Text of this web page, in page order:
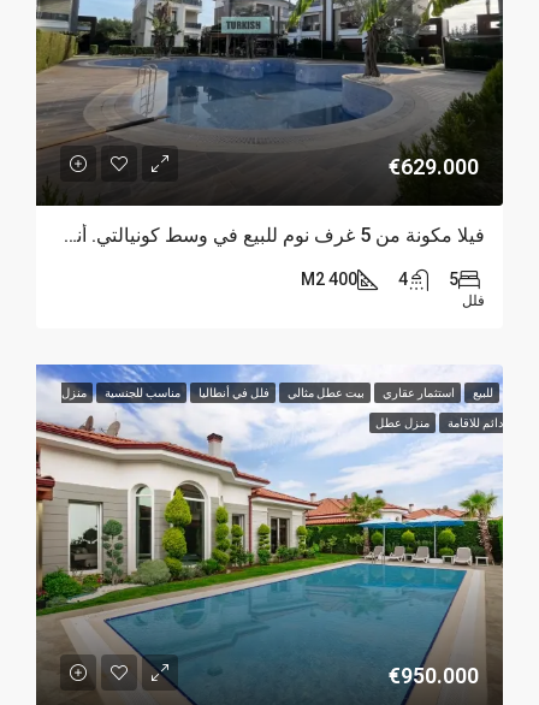
€629.000
فيلا مكونة من 5 غرف نوم للبيع في وسط كونيالتي. أنطاليا
5
4
400 M2
فلل
للبيع استثمار عقاري بيت عطل مثالي فلل في أنطاليا مناسب للجنسية منزل
دائم للاقامة منزل عطل
€950.000